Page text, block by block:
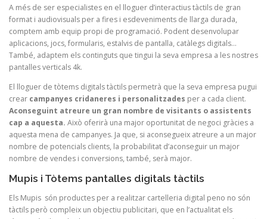
A més de ser especialistes en el lloguer d’interactius tàctils de gran
format i audiovisuals per a fires i esdeveniments de llarga durada,
comptem amb equip propi de programació. Podent desenvolupar
aplicacions, jocs, formularis, estalvis de pantalla, catàlegs digitals…
També, adaptem els continguts que tingui la seva empresa a les nostres
pantalles verticals 4k.
El lloguer de tòtems digitals tàctils permetrà que la seva empresa pugui
crear campanyes cridaneres i personalitzades per a cada client.
Aconseguint atreure un gran nombre de visitants o assistents
cap a aquesta. Això oferirà una major oportunitat de negoci gràcies a
aquesta mena de campanyes. Ja que, si aconsegueix atreure a un major
nombre de potencials clients, la probabilitat d’aconseguir un major
nombre de vendes i conversions, també, serà major.
Mupis i Tòtems pantalles digitals tàctils
Els Mupis són productes per a realitzar cartelleria digital peno no són
tàctils però compleix un objectiu publicitari, que en l’actualitat els